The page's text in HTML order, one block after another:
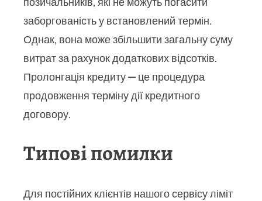
заборгованість у встановлений термін.
Однак, вона може збільшити загальну суму
витрат за рахунок додаткових відсотків.
Пролонгація кредиту — це процедура
продовження терміну дії кредитного
договору.
Типові помилки
Для постійних клієнтів нашого сервісу ліміт